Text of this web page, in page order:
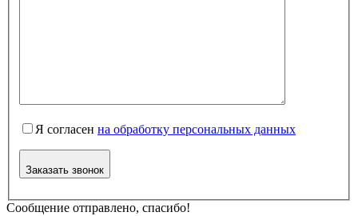
Я согласен на обработку персональных данных
Заказать звонок
Сообщение отправлено, спасибо!